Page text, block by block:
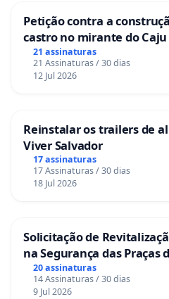
Petição contra a
castro no mirante do Caju
21 assinaturas
21 Assinaturas / 30 dias
12 Jul 2026
Reinstalar os trailers de
Viver Salvador
17 assinaturas
17 Assinaturas / 30 dias
18 Jul 2026
Solicitação de
na Segurança das Praças
Sete Ilhas
20 assinaturas
14 Assinaturas / 30 dias
9 Jul 2026